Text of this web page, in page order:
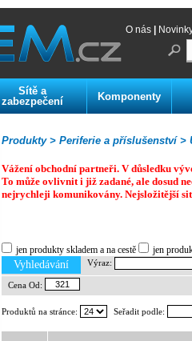
O nás
Sítě a
zabezpečení
Komponenty
Periferie a příslušenství >
Produkty >
Vážení obchodní partneři. V důsledku
To může ovlivnit i již zadané, ale dosud
nejrychleji komunikovány. Nejsložitější
jen produkty skladem a na cestě jen
Vyhledávání Výraz:
Cena Od:
Produktů na stránce: Seřadit podle: